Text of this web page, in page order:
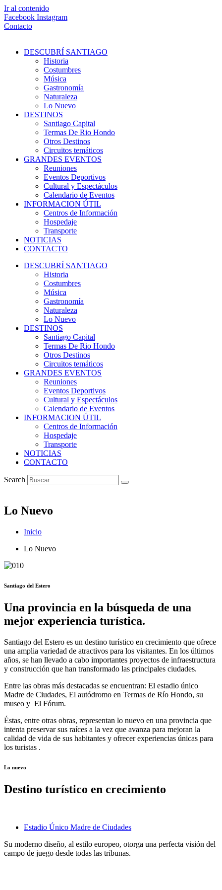
Ir al contenido
Facebook Instagram
Contacto
DESCUBRÍ SANTIAGO
Historia
Costumbres
Música
Gastronomía
Naturaleza
Lo Nuevo
DESTINOS
Santiago Capital
Termas De Rio Hondo
Otros Destinos
Circuitos temáticos
GRANDES EVENTOS
Reuniones
Eventos Deportivos
Cultural y Espectáculos
Calendario de Eventos
INFORMACION ÚTIL
Centros de Información
Hospedaje
Transporte
NOTICIAS
CONTACTO
DESCUBRÍ SANTIAGO
Historia
Costumbres
Música
Gastronomía
Naturaleza
Lo Nuevo
DESTINOS
Santiago Capital
Termas De Rio Hondo
Otros Destinos
Circuitos temáticos
GRANDES EVENTOS
Reuniones
Eventos Deportivos
Cultural y Espectáculos
Calendario de Eventos
INFORMACION ÚTIL
Centros de Información
Hospedaje
Transporte
NOTICIAS
CONTACTO
Search
Lo Nuevo
Inicio
Lo Nuevo
Santiago del Estero
Una provincia en la búsqueda de una
mejor experiencia turística.
Santiago del Estero es un destino turístico en crecimiento que ofrece
una amplia variedad de atractivos para los visitantes. En los últimos
años, se han llevado a cabo importantes proyectos de infraestructura
y construcción que han transformado las principales ciudades.
Entre las obras más destacadas se encuentran: El estadio único
Madre de Ciudades, El autódromo en Termas de Río Hondo, su
museo y El Fórum.
Éstas, entre otras obras, representan lo nuevo en una provincia que
intenta preservar sus raíces a la vez que avanza para mejoran la
calidad de vida de sus habitantes y ofrecer experiencias únicas para
los turistas .
Lo nuevo
Destino turístico en crecimiento
Estadio Único Madre de Ciudades
Su moderno diseño, al estilo europeo, otorga una perfecta visión del
campo de juego desde todas las tribunas.